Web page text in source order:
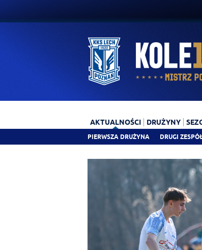
AKTUALNOŚCI
PIERWSZA DRUŻYNA DRUGI
DRUŻYNY